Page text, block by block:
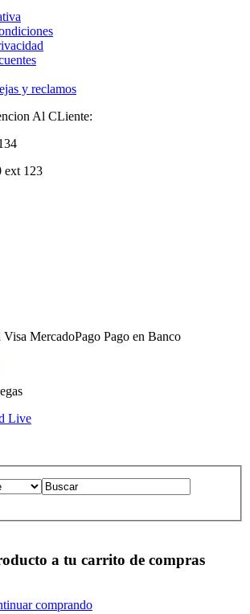
y reclamos
Al CLiente:
ext 123
a tu carrito de compras
comprando